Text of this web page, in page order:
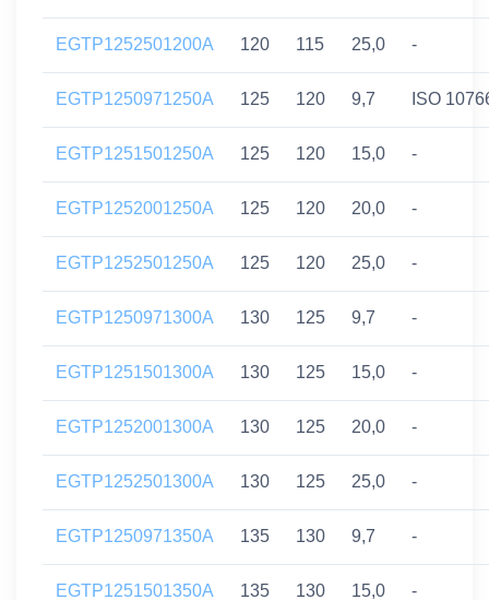
EGTP1252501200A 120 115 25,0 -
EGTP1250971250A 125 120 9,7 ISO
EGTP1251501250A 125 120 15,0 -
EGTP1252001250A 125 120 20,0 -
EGTP1252501250A 125 120 25,0 -
EGTP1250971300A 130 125 9,7 -
EGTP1251501300A 130 125 15,0 -
EGTP1252001300A 130 125 20,0 -
EGTP1252501300A 130 125 25,0 -
EGTP1250971350A 135 130 9,7 -
EGTP1251501350A 135 130 15,0 -